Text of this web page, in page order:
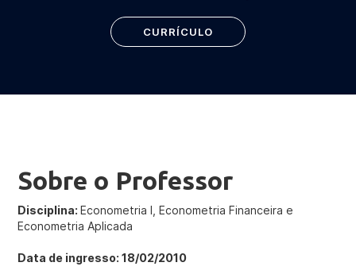
CURRÍCULO
Sobre o Professor
Disciplina:Econometria I, Econometria Financeira e
Econometria Aplicada
Data de ingresso: 18/02/2010